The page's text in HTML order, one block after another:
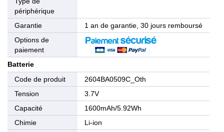
périphérique
Garantie
1 an de garantie, 30 jours remboursé
Options de
paiement
Batterie
Code de produit
2604BA0509C_Oth
Tension
3.7V
Capacité
1600mAh/5.92Wh
Chimie
Li-ion